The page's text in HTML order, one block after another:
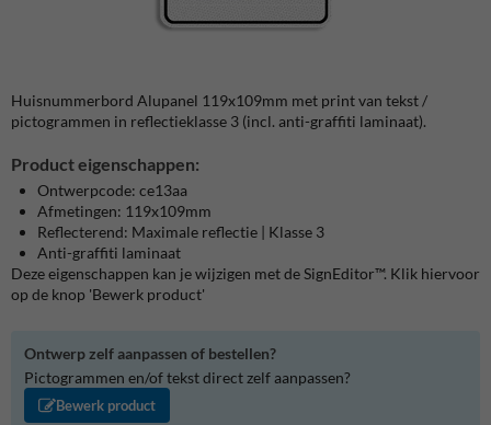
Huisnummerbord Alupanel 119x109mm met print van tekst /
pictogrammen in reflectieklasse 3 (incl. anti-graffiti laminaat).
Product eigenschappen:
Ontwerpcode: ce13aa
Afmetingen: 119x109mm
Reflecterend: Maximale reflectie | Klasse 3
Anti-graffiti laminaat
Deze eigenschappen kan je wijzigen met de SignEditor™. Klik hiervoor
op de knop 'Bewerk product'
Ontwerp zelf aanpassen of bestellen?
Pictogrammen en/of tekst direct zelf aanpassen?
Bewerk product